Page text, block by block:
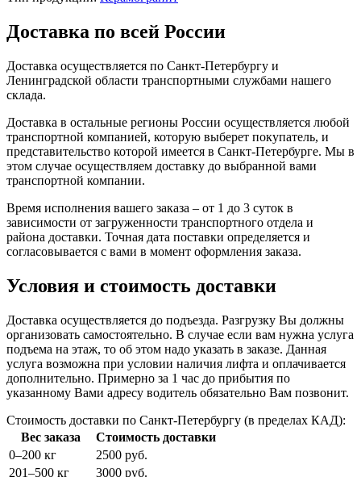
Доставка по всей России
Доставка осуществляется по Санкт-Петербургу и
Ленинградской области транспортными службами нашего
склада.
Доставка в остальные регионы России осуществляется любой
транспортной компанией, которую выберет покупатель, и
представительство которой имеется в Санкт-Петербурге. Мы в
этом случае осуществляем доставку до выбранной вами
транспортной компании.
Время исполнения вашего заказа – от 1 до 3 суток в
зависимости от загруженности транспортного отдела и
района доставки. Точная дата поставки определяется и
согласовывается с вами в момент оформления заказа.
Условия и стоимость доставки
Доставка осуществляется до подъезда. Разгрузку Вы должны
организовать самостоятельно. В случае если вам нужна услуга
подъема на этаж, то об этом надо указать в заказе. Данная
услуга возможна при условии наличия лифта и оплачивается
дополнительно. Примерно за 1 час до прибытия по
указанному Вами адресу водитель обязательно Вам позвонит.
Стоимость доставки по Санкт-Петербургу (в пределах КАД):
Вес заказа
Стоимость доставки
0–200 кг
2500 руб.
201–500 кг
3000 руб.